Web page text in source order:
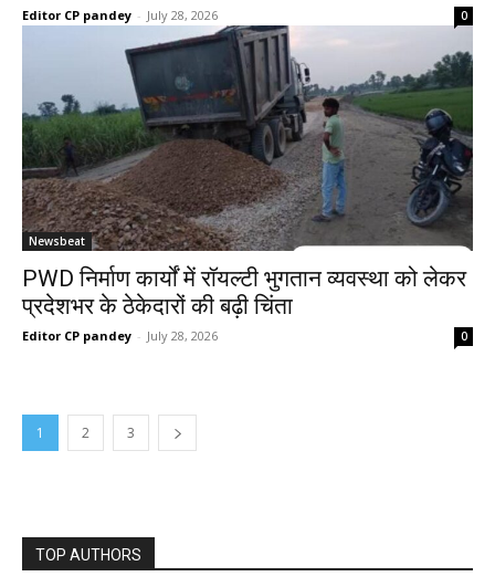
Editor CP pandey - July 28, 2026 0
Newsbeat
PWD निर्माण कार्यों में रॉयल्टी भुगतान व्यवस्था को लेकर
प्रदेशभर के ठेकेदारों की बढ़ी चिंता
Editor CP pandey - July 28, 2026 0
1 2 3
TOP AUTHORS